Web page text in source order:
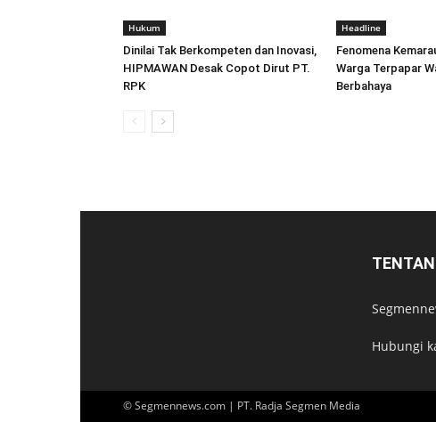
Hukum
Dinilai Tak Berkompeten dan Inovasi,
HIPMAWAN Desak Copot Dirut PT.
RPK
Headline
Fenomena
Warga Terpapar
Berbahaya
Hubungi
© Segmennews.com | PT. Radja Segmen Media